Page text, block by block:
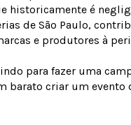
historicamente é
de São Paulo,
e produtores à
para fazer uma
barato criar um evento